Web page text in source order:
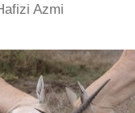
Azmi